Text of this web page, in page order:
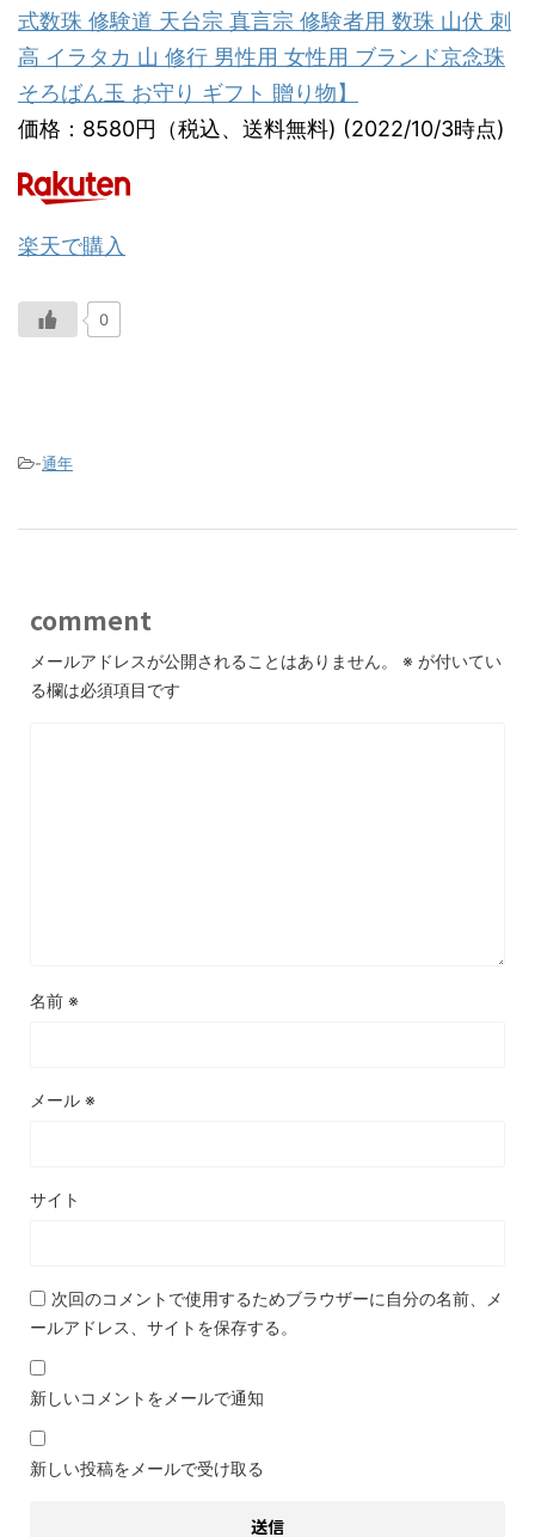
式数珠 修験道 天台宗 真言宗 修験者用 数珠 山伏 刺
高 イラタカ 山 修行 男性用 女性用 ブランド京念珠
そろばん玉 お守り ギフト 贈り物】
価格：8580円（税込、送料無料) (2022/10/3時点)
楽天で購入
0
-通年
comment
メールアドレスが公開されることはありません。 ※ が付いてい
る欄は必須項目です
名前 ※
メール ※
サイト
次回のコメントで使用するためブラウザーに自分の名前、メ
ールアドレス、サイトを保存する。
新しいコメントをメールで通知
新しい投稿をメールで受け取る